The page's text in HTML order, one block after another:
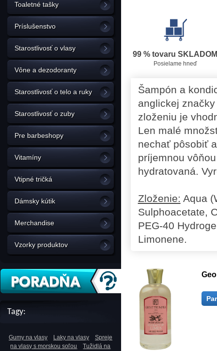
Toaletné tašky
Príslušenstvo
Starostlivosť o vlasy
Vône a dezodoranty
Starostlivosť o telo a ruky
Starostlivosť o zuby
Pre barbeshopy
Vitamíny
Vtipné tričká
Dámsky kútik
Merchandise
Vzorky produktov
Tagy:
Gumy na vlasy Laky na vlasy
Spreje
na vlasy s morskou soľou
Tužidlá na
99 % tovaru SKLADOM
Posielame hneď
Šampón a
anglickej
zloženiu je
Len malé
nechať pôsobiť
príjemnou
hydratovaná.
Zloženie: Aqua
Sulphoacetate,
PEG-40
Limonene.